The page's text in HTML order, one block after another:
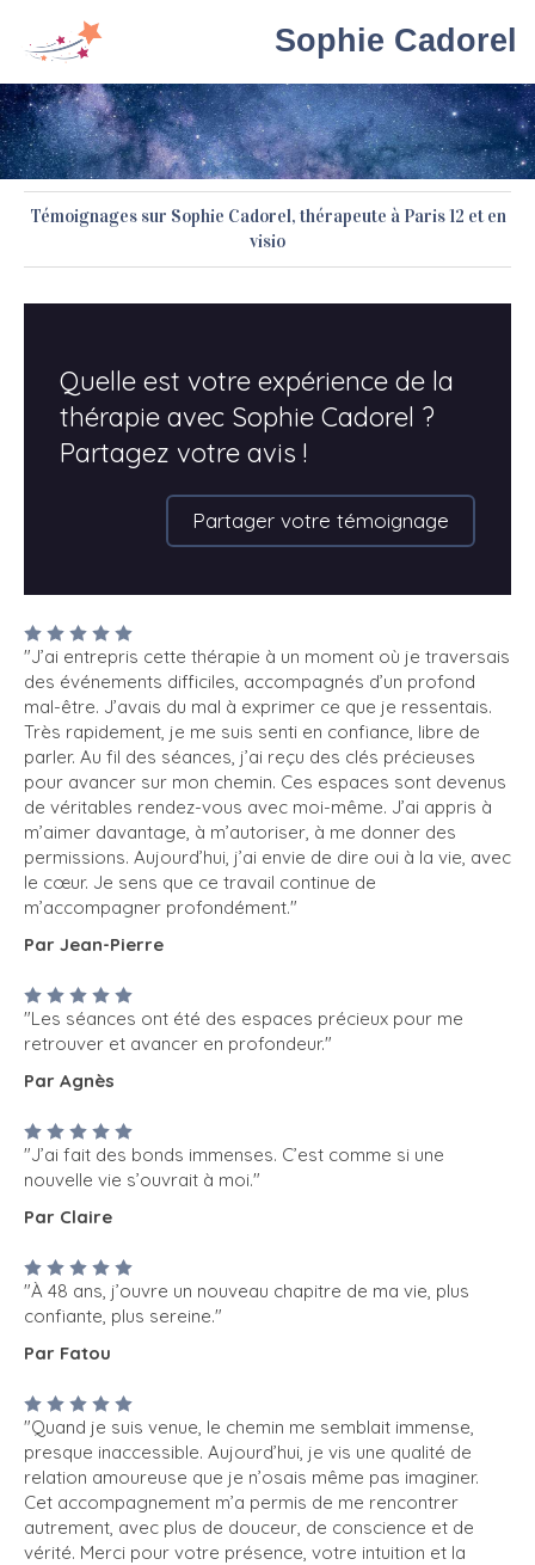
Sophie Cadorel
Témoignages sur Sophie Cadorel, thérapeute à Paris 12 et en
visio
Quelle est votre expérience de la
thérapie avec Sophie Cadorel ?
Partagez votre avis !
Partager votre témoignage
"J’ai entrepris cette thérapie à un moment où je traversais
des événements difficiles, accompagnés d’un profond
mal-être. J’avais du mal à exprimer ce que je ressentais.
Très rapidement, je me suis senti en confiance, libre de
parler. Au fil des séances, j’ai reçu des clés précieuses
pour avancer sur mon chemin. Ces espaces sont devenus
de véritables rendez-vous avec moi-même. J’ai appris à
m’aimer davantage, à m’autoriser, à me donner des
permissions. Aujourd’hui, j’ai envie de dire oui à la vie, avec
le cœur. Je sens que ce travail continue de
m’accompagner profondément."
Par Jean-Pierre
"Les séances ont été des espaces précieux pour me
retrouver et avancer en profondeur."
Par Agnès
"J’ai fait des bonds immenses. C’est comme si une
nouvelle vie s’ouvrait à moi."
Par Claire
"À 48 ans, j’ouvre un nouveau chapitre de ma vie, plus
confiante, plus sereine."
Par Fatou
"Quand je suis venue, le chemin me semblait immense,
presque inaccessible. Aujourd’hui, je vis une qualité de
relation amoureuse que je n’osais même pas imaginer.
Cet accompagnement m’a permis de me rencontrer
autrement, avec plus de douceur, de conscience et de
vérité. Merci pour votre présence, votre intuition et la